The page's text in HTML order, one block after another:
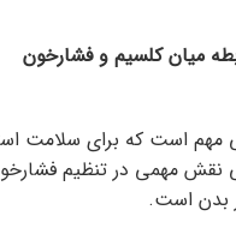
میان کلسیم و فشارخون
مهم است که برای
نقش مهمی در تنظیم
بدن است.